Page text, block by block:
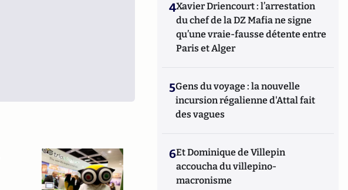
4Xavier Driencourt : l’arrestation
du chef de la DZ Mafia ne signe
qu’une vraie-fausse détente entre
Paris et Alger
5Gens du voyage : la nouvelle
incursion régalienne d'Attal fait
des vagues
6Et Dominique de Villepin
accoucha du villepino-
macronisme